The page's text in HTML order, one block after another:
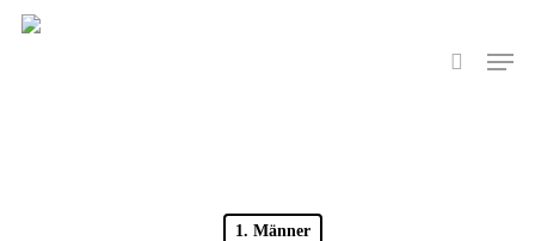
Skip
search
Menu
1. Männer